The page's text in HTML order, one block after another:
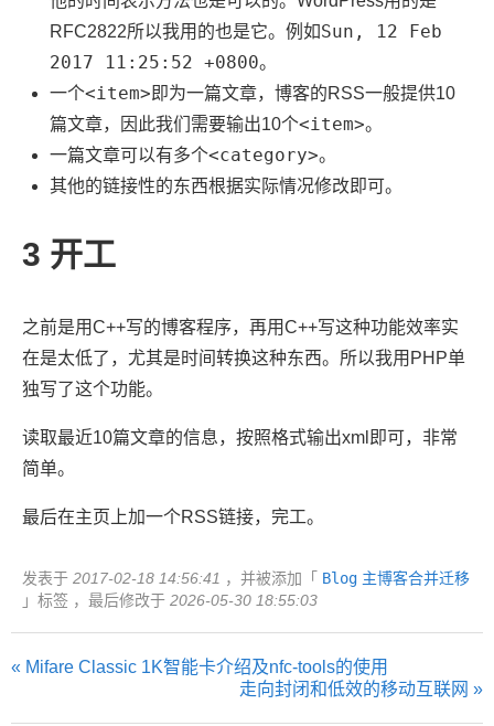
RFC2822所以我用的也是它。例如Sun, 12 Feb
2017 11:25:52 +0800。
一个<item> 即为一篇文章，博客的RSS一般提供10
篇文章，因此我们需要输出10个<item>。
一篇文章可以有多个<category>。
其他的链接性的东西根据实际情况修改即可。
3 开工
之前是用C++写的博客程序，再用C++写这种功能效率实
在是太低了，尤其是时间转换这种东西。所以我用PHP单
独写了这个功能。
读取最近10篇文章的信息，按照格式输出xml即可，非常
简单。
最后在主页上加一个RSS链接，完工。
发表于 2017-02-18 14:56:41 ，并被添加「 Blog 主博客合并迁移
」标签 ，最后修改于 2026-05-30 18:55:03
« Mifare Classic 1K智能卡介绍及nfc-tools的使用
走向封闭和低效的移动互联网 »